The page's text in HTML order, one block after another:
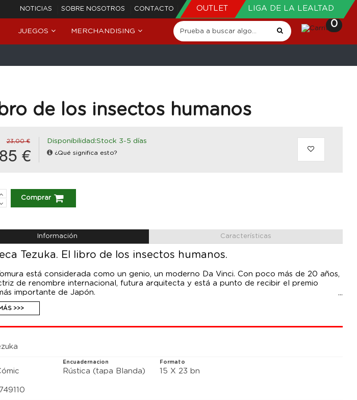
NOTICIAS SOBRE NOSOTROS CONTACTO OUTLET LIGA DE LA LEALTAD
JUEGOS MERCHANDISING
0
de los insectos humanos
23,00 €
€
Disponibilidad:Stock 3-5 días
¿Qué significa esto?
Comprar
Información Características
Tezuka. El libro de los insectos humanos.
está considerada como un genio, un moderno Da Vinci. Con poco más de 20 años,
de renombre internacional, futura arquitecta y está a punto de recibir el premio
importante de Japón.
se reflejan en los titulares de los periódicos e inspiran programas de radio y
Pero ese genio y ese rostro angelical esconden un pasado turbio y una personalidad
>>>
Encuadernacion
Rústica (tapa Blanda)
Formato
15 X 23 bn